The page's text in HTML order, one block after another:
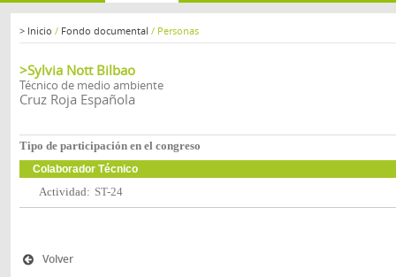
> Inicio / Fondo documental / Personas
>Sylvia Nott Bilbao
Técnico de medio ambiente
Cruz Roja Española
Tipo de participación en el congreso
Colaborador Técnico
Actividad: ST-24
Volver